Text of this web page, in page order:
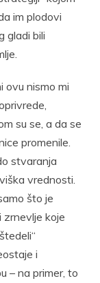
im plodovi
gladi bili
ovu nismo mi
su se, a da se
promenile.
stvaranja
vrednosti.
što je
zrnevlje koje
i
– na primer, to